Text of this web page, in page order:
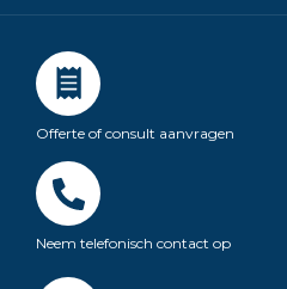
Offerte of consult aanvragen
Neem telefonisch contact op